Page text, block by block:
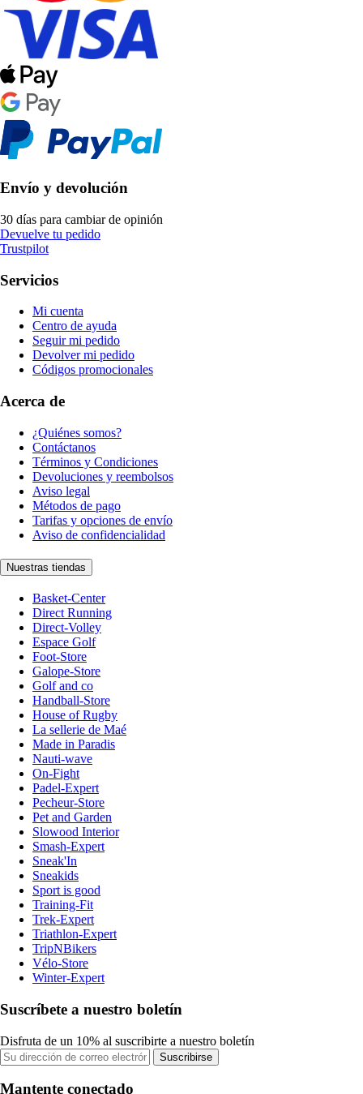
Envío y devolución
30 días para cambiar de opinión
Devuelve tu pedido
Trustpilot
Servicios
Mi cuenta
Centro de ayuda
Seguir mi pedido
Devolver mi pedido
Códigos promocionales
Acerca de
¿Quiénes somos?
Contáctanos
Términos y Condiciones
Devoluciones y reembolsos
Aviso legal
Métodos de pago
Tarifas y opciones de envío
Aviso de confidencialidad
Nuestras tiendas
Basket-Center
Direct Running
Direct-Volley
Espace Golf
Foot-Store
Galope-Store
Golf and co
Handball-Store
House of Rugby
La sellerie de Maé
Made in Paradis
Nauti-wave
On-Fight
Padel-Expert
Pecheur-Store
Pet and Garden
Slowood Interior
Smash-Expert
Sneak'In
Sneakids
Sport is good
Training-Fit
Trek-Expert
Triathlon-Expert
TripNBikers
Vélo-Store
Winter-Expert
Suscríbete a nuestro boletín
Disfruta de un 10% al suscribirte a nuestro boletín
Suscribirse
Mantente conectado